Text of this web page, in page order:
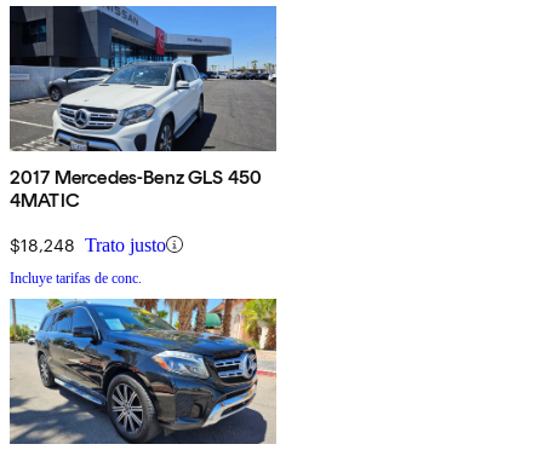
2017 Mercedes-Benz GLS 450
4MATIC
$18,248 Trato justo
Incluye tarifas de conc.